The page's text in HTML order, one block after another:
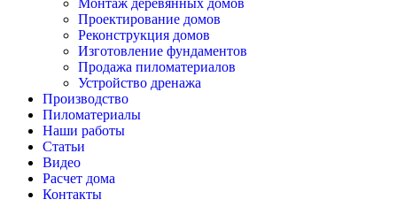
Монтаж деревянных домов
Проектирование домов
Реконструкция домов
Изготовление фундаментов
Продажа пиломатериалов
Устройство дренажа
Производство
Пиломатериалы
Наши работы
Статьи
Видео
Расчет дома
Контакты